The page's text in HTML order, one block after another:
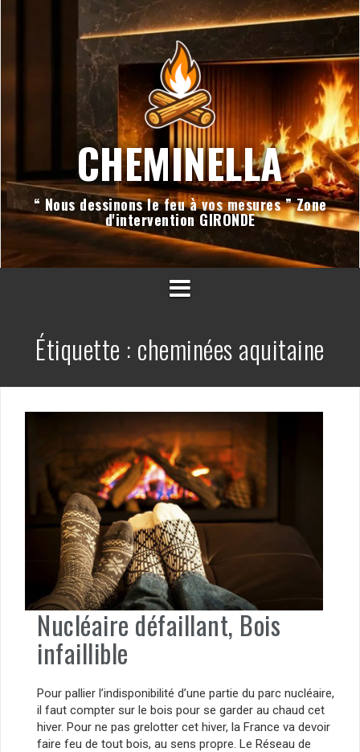
CHEMINELLA
“ Nous dessinons le feu à vos mesures ” Zone
d'intervention GIRONDE
Étiquette : cheminées aquitaine
Nucléaire défaillant, Bois
infaillible
Pour pallier l’indisponibilité d’une partie du parc nucléaire,
il faut compter sur le bois pour se garder au chaud cet
hiver. Pour ne pas grelotter cet hiver, la France va devoir
faire feu de tout bois, au sens propre. Le Réseau de